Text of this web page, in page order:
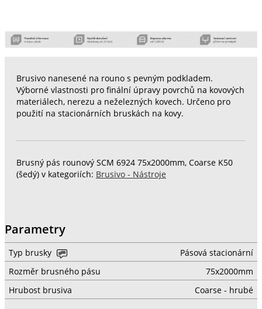
Brusivo nanesené na rouno s pevným podkladem.
Výborné vlastnosti pro finální úpravy povrchů na kovových
materiálech, nerezu a neželezných kovech. Určeno pro
použití na stacionárních bruskách na kovy.
Brusný pás rounový SCM 6924 75x2000mm, Coarse K50
(šedý) v kategoriích: Brusivo - Nástroje
Parametry
Typ brusky
Pásová stacionární
Rozměr brusného pásu
75x2000mm
Hrubost brusiva
Coarse - hrubé